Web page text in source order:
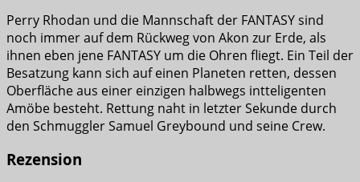
Perry Rhodan und die Mannschaft der FANTASY sind
noch immer auf dem Rückweg von Akon zur Erde, als
ihnen eben jene FANTASY um die Ohren fliegt. Ein Teil der
Besatzung kann sich auf einen Planeten retten, dessen
Oberfläche aus einer einzigen halbwegs intteligenten
Amöbe besteht. Rettung naht in letzter Sekunde durch
den Schmuggler Samuel Greybound und seine Crew.
Rezension